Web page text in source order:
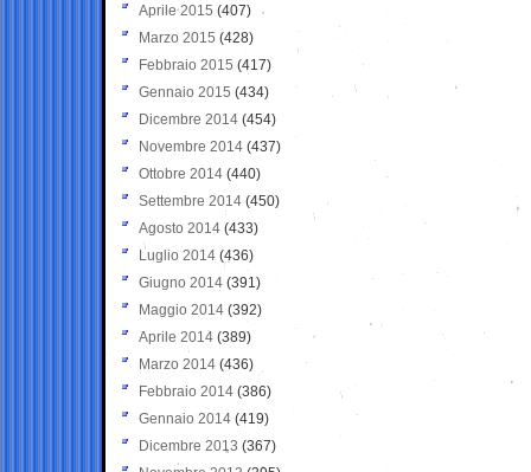
Aprile 2015 (407)
Marzo 2015 (428)
Febbraio 2015 (417)
Gennaio 2015 (434)
Dicembre 2014 (454)
Novembre 2014 (437)
Ottobre 2014 (440)
Settembre 2014 (450)
Agosto 2014 (433)
Luglio 2014 (436)
Giugno 2014 (391)
Maggio 2014 (392)
Aprile 2014 (389)
Marzo 2014 (436)
Febbraio 2014 (386)
Gennaio 2014 (419)
Dicembre 2013 (367)